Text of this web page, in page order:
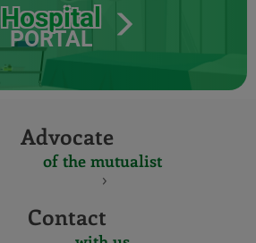
Hospital
PORTAL
Advocate
of the mutualist
Contact